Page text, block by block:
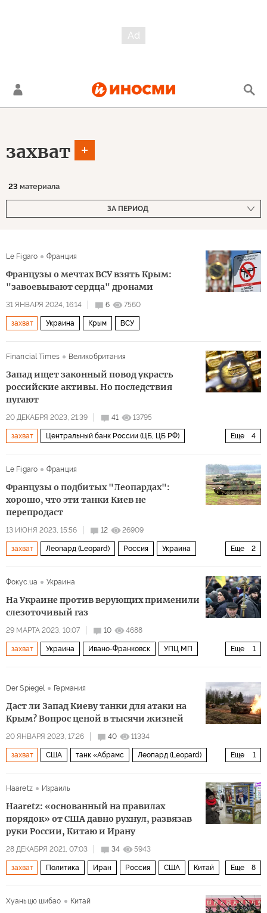
захват
23 материала
ЗА ПЕРИОД
Le Figaro Франция
Французы о мечтах ВСУ взять Крым:
"завоевывают сердца" дронами
31 ЯНВАРЯ 2024, 16:14 6 7560
захват Украина Крым ВСУ
Financial Times Великобритания
Запад ищет законный повод украсть
российские активы. Но последствия
пугают
20 ДЕКАБРЯ 2023, 21:39 41 13795
Еще 4
захват Центральный банк России (ЦБ, ЦБ РФ)
Le Figaro Франция
Французы о подбитых "Леопардах":
хорошо, что эти танки Киев не
перепродаст
13 ИЮНЯ 2023, 15:56 12 26909
Еще 2
захват Леопард (Leopard) Россия Украина
Фокус.ua
Украина
На Украине против верующих применили
слезоточивый газ
29 МАРТА 2023, 10:07 10 4688
Еще 1
захват Украина Ивано-Франковск УПЦ МП
Der Spiegel Германия
Даст ли Запад Киеву танки для атаки на
Крым? Вопрос ценой в тысячи жизней
20 ЯНВАРЯ 2023, 17:26 40 11334
Еще 1
захват США танк «Абрамс Леопард (Leopard)
Haaretz
Израиль
Haaretz: «основанный на правилах
порядок» от США давно рухнул, развязав
руки России, Китаю и Ирану
28 ДЕКАБРЯ 2021, 07:03 34 5943
Еще 8
захват Политика Иран Россия США Китай
Хуаньцю шибао Китай